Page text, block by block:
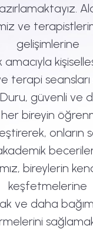
ve
gelişimlerine
terapi seansları
güvenli ve
bireyin
onların
bireylerin
keşfetmelerine
ve daha